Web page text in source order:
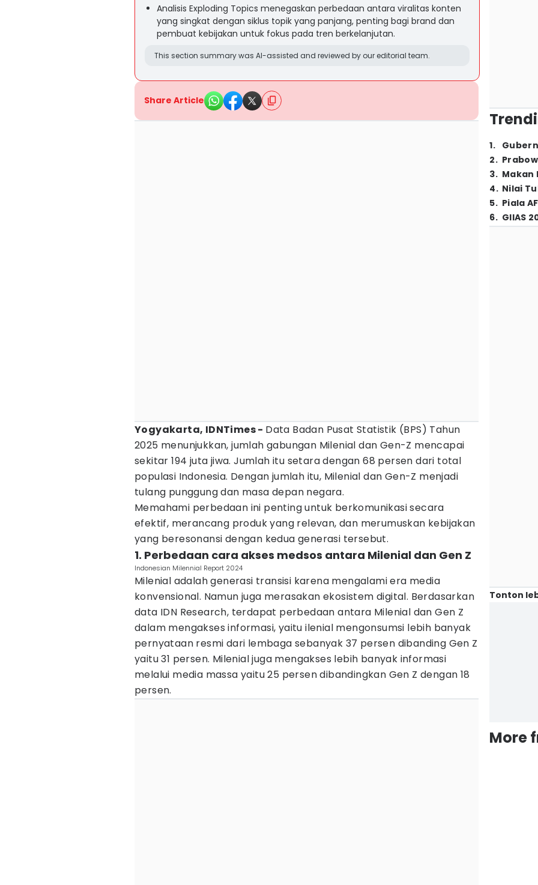
Analisis Exploding Topics menegaskan perbedaan antara viralitas konten
yang singkat dengan siklus topik yang panjang, penting bagi brand dan
pembuat kebijakan untuk fokus pada tren berkelanjutan.
This section summary was AI-assisted and reviewed by our editorial team.
Share Article
Yogyakarta, IDNTimes - Data Badan Pusat Statistik (BPS) Tahun
2025 menunjukkan, jumlah gabungan Milenial dan Gen-Z mencapai
sekitar 194 juta jiwa. Jumlah itu setara dengan 68 persen dari total
populasi Indonesia. Dengan jumlah itu, Milenial dan Gen-Z menjadi
tulang punggung dan masa depan negara.
Memahami perbedaan ini penting untuk berkomunikasi secara
efektif, merancang produk yang relevan, dan merumuskan kebijakan
yang beresonansi dengan kedua generasi tersebut.
1. Perbedaan cara akses medsos antara Milenial dan Gen Z
Indonesian Milennial Report 2024
Milenial adalah generasi transisi karena mengalami era media
konvensional. Namun juga merasakan ekosistem digital. Berdasarkan
data IDN Research, terdapat perbedaan antara Milenial dan Gen Z
dalam mengakses informasi, yaitu ilenial mengonsumsi lebih banyak
pernyataan resmi dari lembaga sebanyak 37 persen dibanding Gen Z
yaitu 31 persen. Milenial juga mengakses lebih banyak informasi
melalui media massa yaitu 25 persen dibandingkan Gen Z dengan 18
persen.
1.
2.
3. Makan
4. Nilai
5. Piala
6. GIIAS
Tonton
More